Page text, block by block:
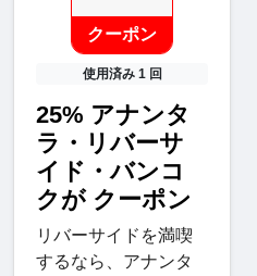
クーポン
使用済み 1 回
25% アナンタ
ラ・リバーサ
イド・バンコ
クが クーポン
リバーサイドを満喫
するなら、アナンタ